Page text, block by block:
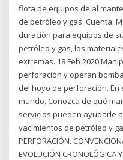
flota de equipos de al
de petróleo y gas. Cuenta
duración para equipos de
petróleo y gas, los
extremas. 18 Feb 2020
perforación y operan
del hoyo de perforación.
mundo. Conozca de qué
servicios pueden ayudarle
yacimientos de petróleo y
PERFORACIÓN.
EVOLUCIÓN CRONOLÓGICA